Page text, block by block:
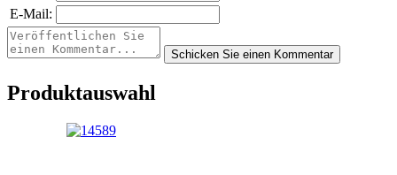
E-Mail:
Produktauswahl